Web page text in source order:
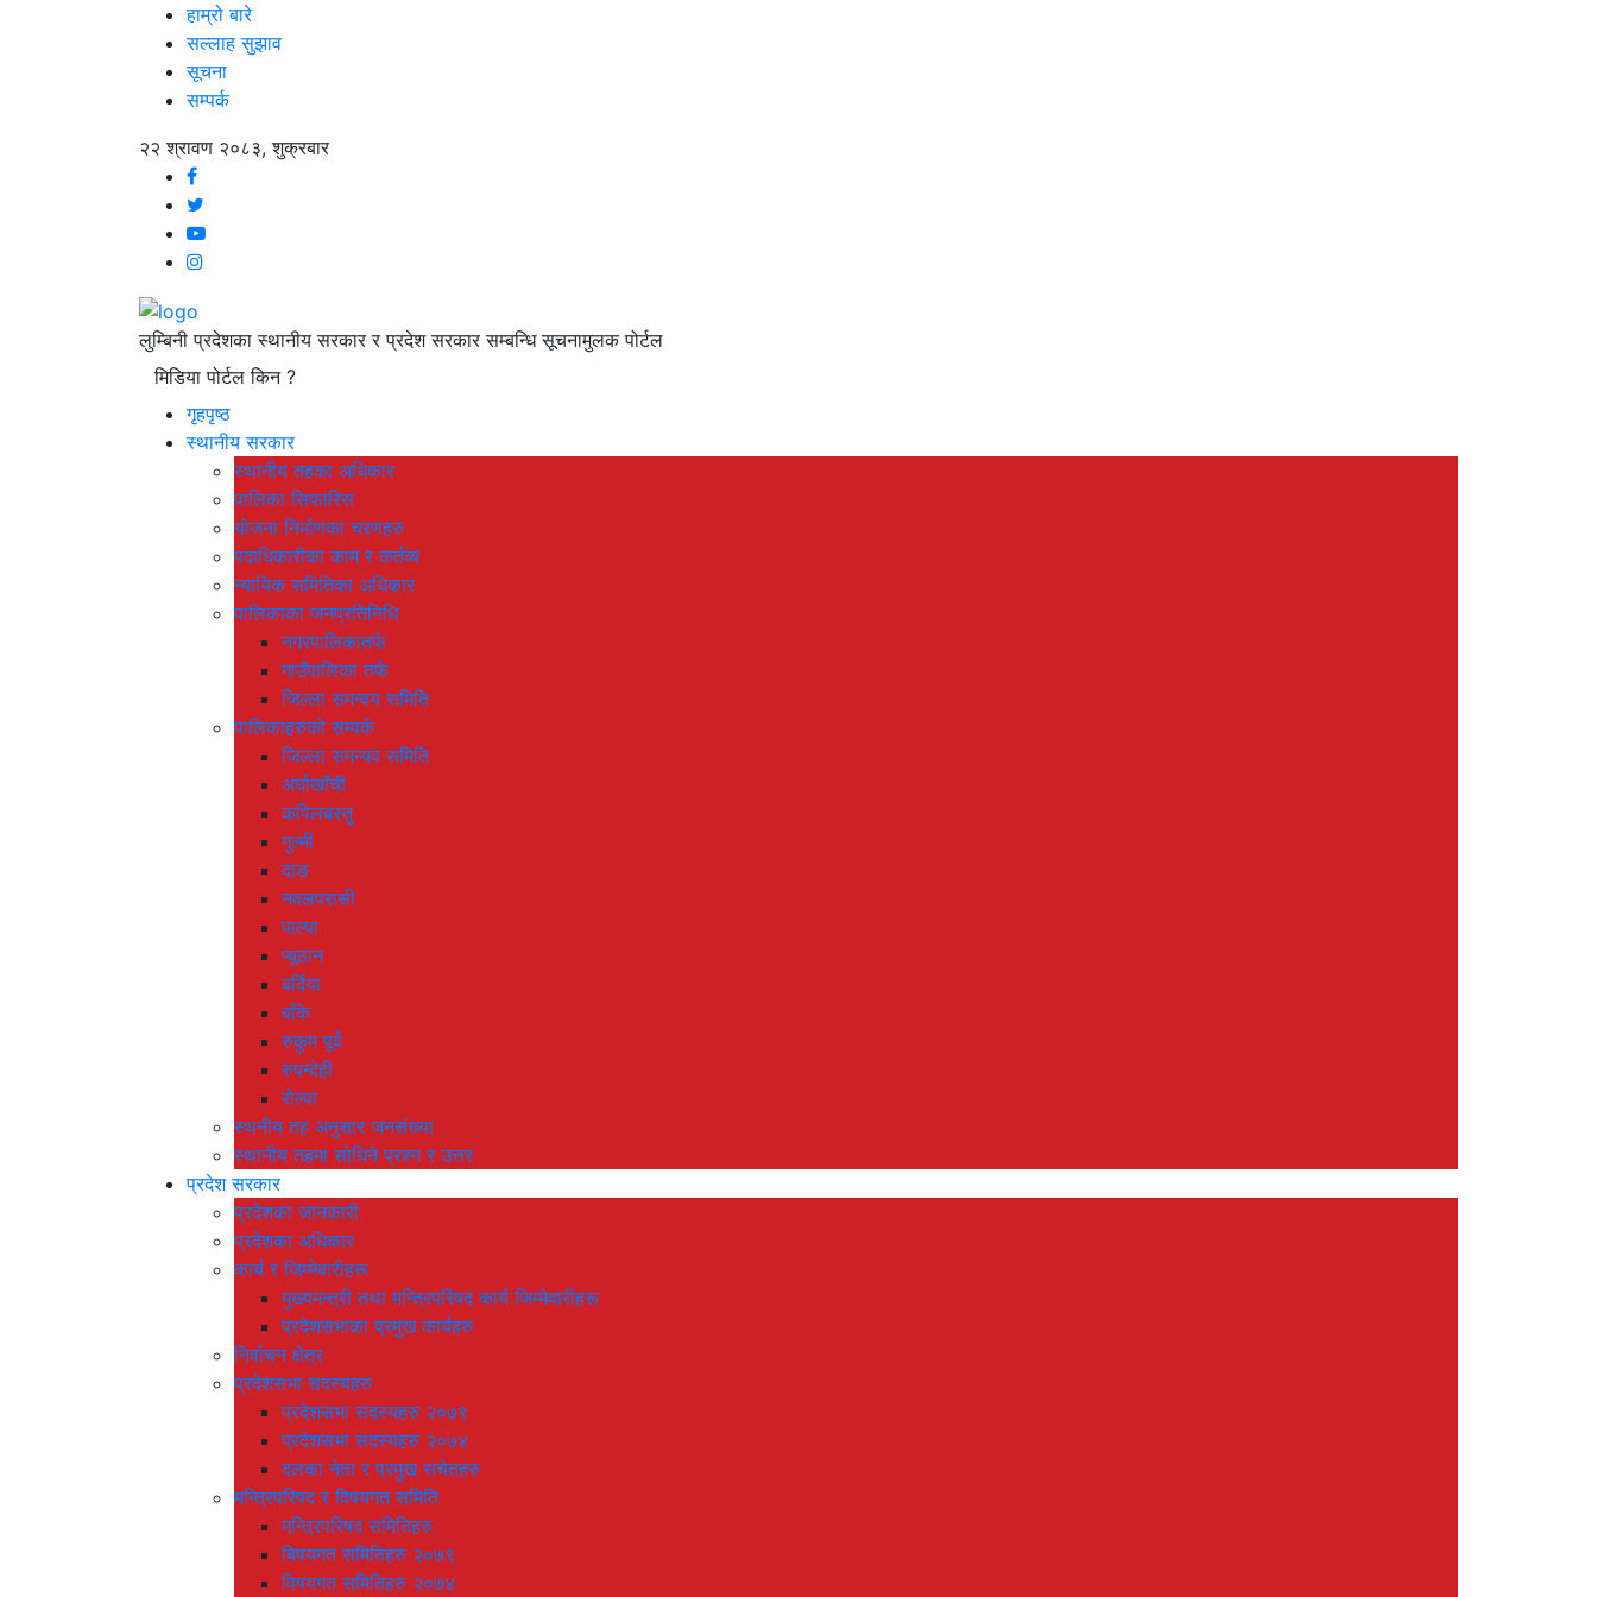
हाम्रो बारे
सल्लाह सुझाव
सूचना
सम्पर्क
२२ श्रावण २०८३, शुक्रबार
लुम्बिनी प्रदेशका स्थानीय सरकार र प्रदेश सरकार सम्बन्धि सूचनामुलक पोर्टल
मिडिया पोर्टल किन ?
गृहपृष्ठ
स्थानीय सरकार
स्थानीय तहका अधिकार
पालिका सिफारिस
योजना निर्माणका चरणहरु
पदाधिकारीका काम र कर्तव्य
न्यायिक समितिका अधिकार
पालिकाका जनप्रतिनिधि
नगरपालिकातर्फ
गाउँपालिका तर्फ
जिल्ला समन्वय समिति
पालिकाहरुको सम्पर्क
जिल्ला समन्यव समिति
अर्घाखाँची
कपिलबस्तु
गुल्मी
दाङ
नवलपरासी
पाल्पा
प्यूठान
बर्दिया
बाँके
रुकुम पूर्व
रुपन्देही
रोल्पा
स्थनीय तह अनुसार जनसंख्या
स्थानीय तहमा सोधिने प्रश्न र उत्तर
प्रदेश सरकार
प्रदेशका जानकारी
प्रदेशका अधिकार
कार्य र जिम्मेवारीहरू
मुख्यमन्त्री तथा मन्त्रिपरिषद कार्य जिम्मेवारीहरू
प्रदेशसभाका प्रमुख कार्यहरु
निर्वाचन क्षेत्र
प्रदेशसभा सदस्यहरु
प्रदेशसभा सदस्यहरु २०७९
प्रदेशसभा सदस्यहरु २०७४
दलका नेता र प्रमुख सचेतहरु
मन्त्रिपरिषद र विषयगत समिति
मन्त्रिपरिषद समितिहरु
बिषयगत समितिहरु २०७९
विषयगत समितिहरु २०७४